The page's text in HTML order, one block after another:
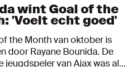
wint Goal of the
'Voelt echt goed'
the Month van oktober is
door Rayane Bounida. De
jeugdspeler van Ajax was al